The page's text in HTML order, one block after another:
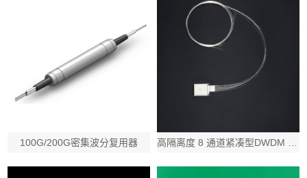
100G/200G密集波分复用器 高隔离度 8 通道紧凑型DWDM Mux Demux 密集波分器件, 100G